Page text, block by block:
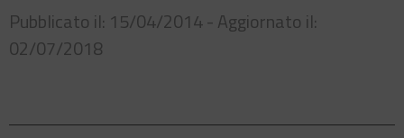
Pubblicato il: 15/04/2014 - Aggiornato il:
02/07/2018